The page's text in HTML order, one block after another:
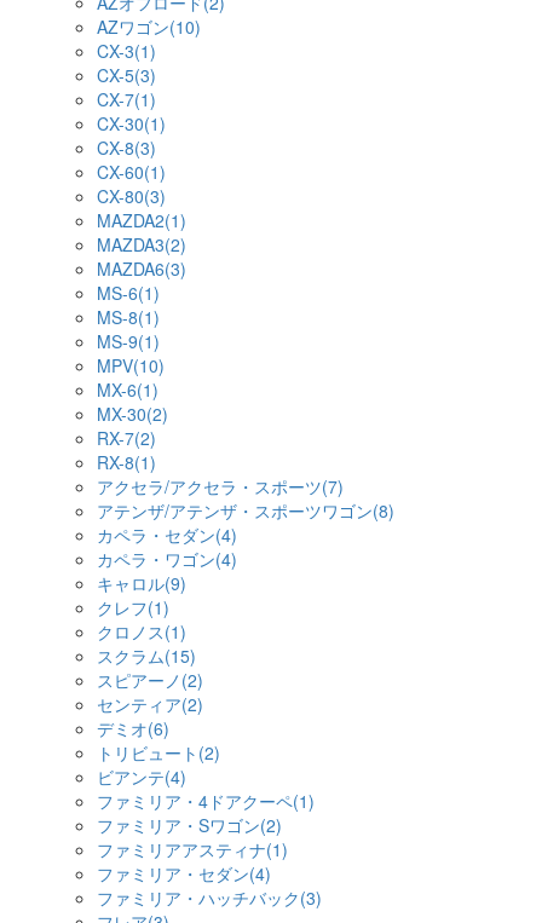
AZワゴン(10)
CX-3(1)
CX-5(3)
CX-7(1)
CX-30(1)
CX-8(3)
CX-60(1)
CX-80(3)
MAZDA2(1)
MAZDA3(2)
MAZDA6(3)
MS-6(1)
MS-8(1)
MS-9(1)
MPV(10)
MX-6(1)
MX-30(2)
RX-7(2)
RX-8(1)
アクセラ/アクセラ・スポーツ(7)
アテンザ/アテンザ・スポーツワゴン(8)
カペラ・セダン(4)
カペラ・ワゴン(4)
キャロル(9)
クレフ(1)
クロノス(1)
スクラム(15)
スピアーノ(2)
センティア(2)
デミオ(6)
トリビュート(2)
ビアンテ(4)
ファミリア・4ドアクーペ(1)
ファミリア・Sワゴン(2)
ファミリアアスティナ(1)
ファミリア・セダン(4)
ファミリア・ハッチバック(3)